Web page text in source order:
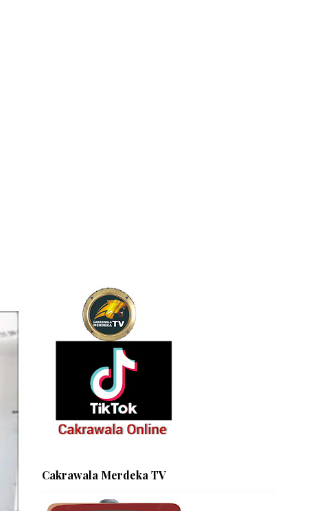
Cakrawala Merdeka TV